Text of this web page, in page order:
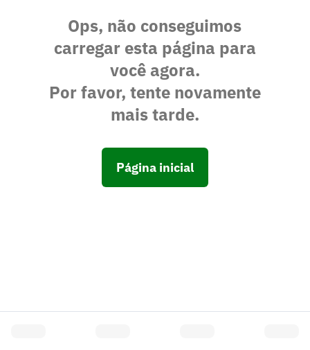
Ops, não conseguimos
carregar esta página para
você agora.
Por favor, tente novamente
mais tarde.
Página inicial